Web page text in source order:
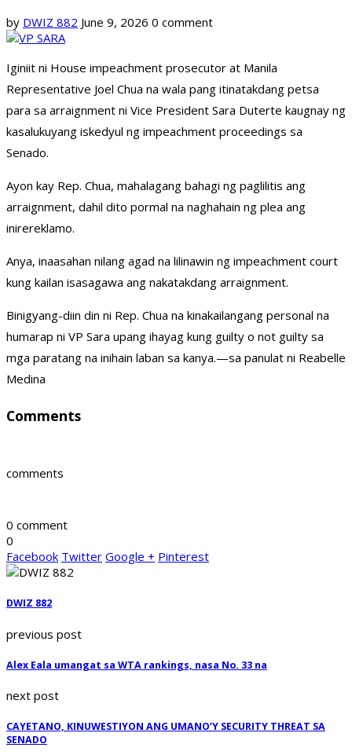
by DWIZ 882 June 9, 2026 0 comment
Iginiit ni House impeachment prosecutor at Manila
Representative Joel Chua na wala pang itinatakdang petsa
para sa arraignment ni Vice President Sara Duterte kaugnay ng
kasalukuyang iskedyul ng impeachment proceedings sa
Senado.
Ayon kay Rep. Chua, mahalagang bahagi ng paglilitis ang
arraignment, dahil dito pormal na naghahain ng plea ang
inirereklamo.
Anya, inaasahan nilang agad na lilinawin ng impeachment court
kung kailan isasagawa ang nakatakdang arraignment.
Binigyang-diin din ni Rep. Chua na kinakailangang personal na
humarap ni VP Sara upang ihayag kung guilty o not guilty sa
mga paratang na inihain laban sa kanya.—sa panulat ni Reabelle
Medina
Comments
comments
0 comment
0
Facebook Twitter Google + Pinterest
DWIZ 882
previous post
Alex Eala umangat sa WTA rankings, nasa No. 33 na
next post
CAYETANO, KINUWESTIYON ANG UMANO’Y SECURITY THREAT SA
SENADO